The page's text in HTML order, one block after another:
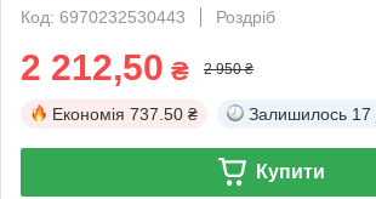
Код: 6970232530443
Роздріб
2 212,50 ₴ 2 950 ₴
Економія 737.50 ₴ Залишилось 17
Купити